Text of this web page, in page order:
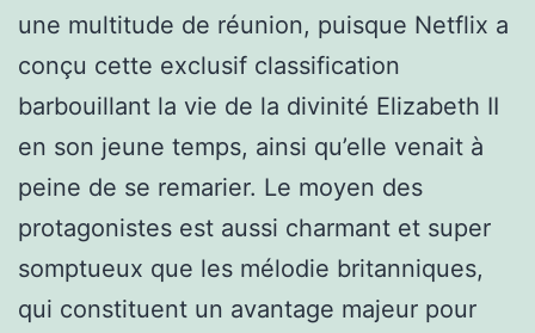
une multitude de réunion, puisque Netflix a
conçu cette exclusif classification
barbouillant la vie de la divinité Elizabeth II
en son jeune temps, ainsi qu’elle venait à
peine de se remarier. Le moyen des
protagonistes est aussi charmant et super
somptueux que les mélodie britanniques,
qui constituent un avantage majeur pour